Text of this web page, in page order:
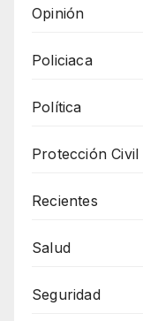
Opinión
Policiaca
Política
Protección Civil
Recientes
Salud
Seguridad